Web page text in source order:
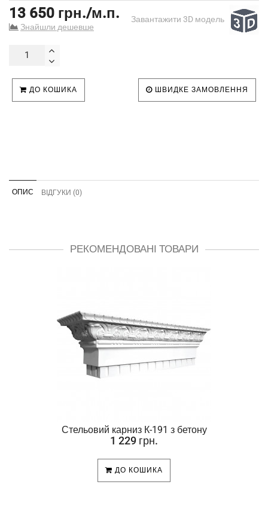
13 650 грн./м.п.
Знайшли дешевше
Завантажити 3D модель
ДО КОШИКА ШВИДКЕ ЗАМОВЛЕННЯ
ОПИС ВІДГУКИ (0)
РЕКОМЕНДОВАНІ ТОВАРИ
Стельовий карниз К-191 з бетону
1 229 грн.
ДО КОШИКА